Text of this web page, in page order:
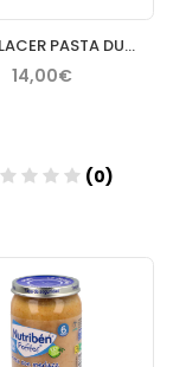
GINGILACER PASTA DUPLO 125 ML
14,00€
(0)
Añadir